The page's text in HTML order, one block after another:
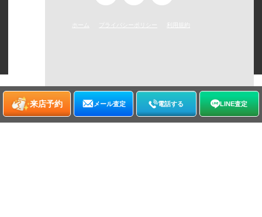
来店予約 メール査定 電話する LINE査定